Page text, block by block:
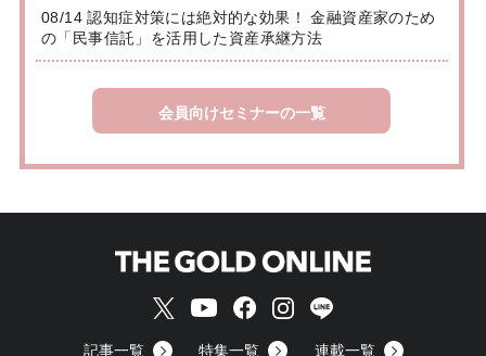
08/14 認知症対策には絶対的な効果！ 金融資産家のため
の「民事信託」を活用した資産承継方法
会員向けセミナーの一覧
記事一覧 特集一覧 連載一覧